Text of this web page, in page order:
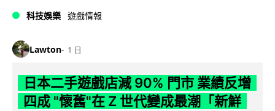
科技娛樂 遊戲情報
Lawton 1 日
日本二手遊戲店減 90% 門市 業績反增
四成 "懷舊"在 Z 世代變成最潮「新鮮